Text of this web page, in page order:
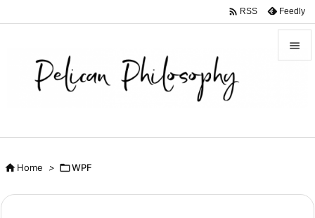

次へ
 RSS Feedly
Home > WPF